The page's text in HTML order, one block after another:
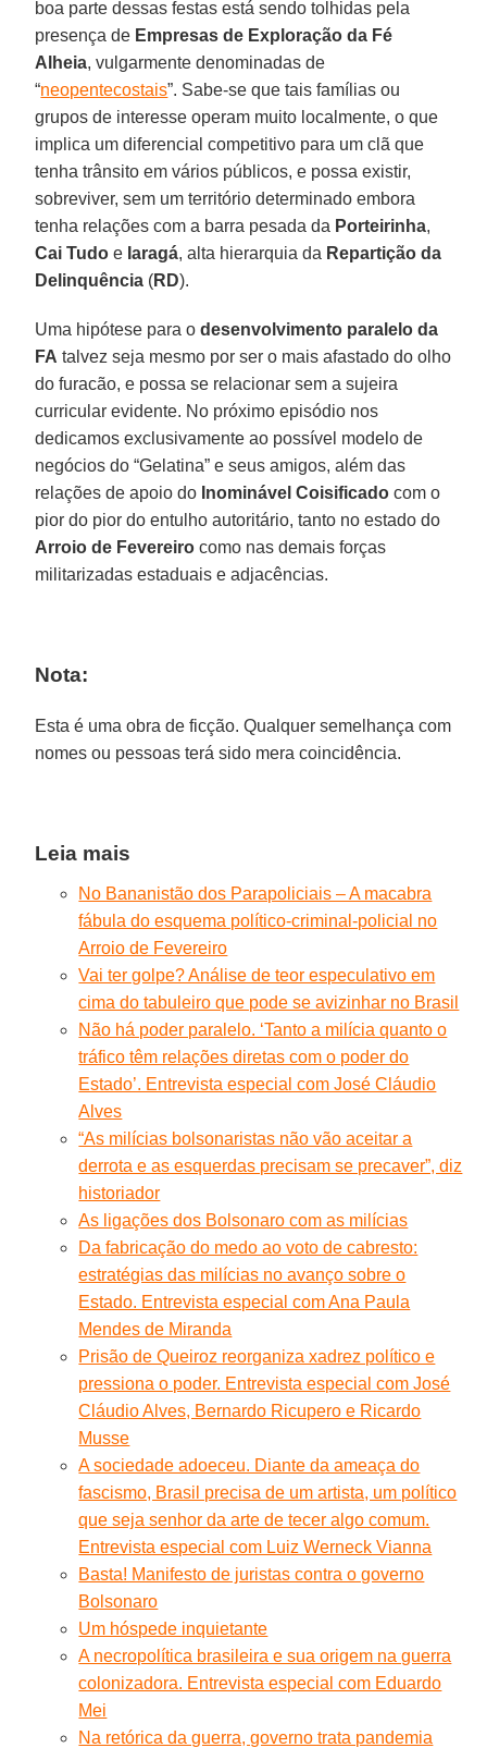
boa parte dessas festas está sendo tolhidas pela
presença de Empresas de Exploração da Fé
Alheia, vulgarmente denominadas de
“neopentecostais”. Sabe-se que tais famílias ou
grupos de interesse operam muito localmente, o que
implica um diferencial competitivo para um clã que
tenha trânsito em vários públicos, e possa existir,
sobreviver, sem um território determinado embora
tenha relações com a barra pesada da Porteirinha,
Cai Tudo e Iaragá, alta hierarquia da Repartição da
Delinquência (RD).
Uma hipótese para odesenvolvimento paralelo da
FA talvez seja mesmo por ser o mais afastado do olho
do furacão, e possa se relacionar sem a sujeira
curricular evidente. No próximo episódio nos
dedicamos exclusivamente ao possível modelo de
negócios do “Gelatina” e seus amigos, além das
relações de apoio do Inominável Coisificado com o
pior do pior do entulho autoritário, tanto no estado do
Arroio de Fevereiro como nas demais forças
militarizadas estaduais e adjacências.
Nota:
Esta é uma obra de ficção. Qualquer semelhança com
nomes ou pessoas terá sido mera coincidência.
Leia mais
No Bananistão dos Parapoliciais – A macabra
fábula do esquema político-criminal-policial no
Arroio de Fevereiro
Vai ter golpe? Análise de teor especulativo em
cima do tabuleiro que pode se avizinhar no Brasil
Não há poder paralelo. ‘Tanto a milícia quanto o
tráfico têm relações diretas com o poder do
Estado’. Entrevista especial com José Cláudio
Alves
“As milícias bolsonaristas não vão aceitar a
derrota e as esquerdas precisam se precaver”, diz
historiador
As ligações dos Bolsonaro com as milícias
Da fabricação do medo ao voto de cabresto:
estratégias das milícias no avanço sobre o
Estado. Entrevista especial com Ana Paula
Mendes de Miranda
Prisão de Queiroz reorganiza xadrez político e
pressiona o poder. Entrevista especial com José
Cláudio Alves, Bernardo Ricupero e Ricardo
Musse
A sociedade adoeceu. Diante da ameaça do
fascismo, Brasil precisa de um artista, um político
que seja senhor da arte de tecer algo comum.
Entrevista especial com Luiz Werneck Vianna
Basta! Manifesto de juristas contra o governo
Bolsonaro
Um hóspede inquietante
A necropolítica brasileira e sua origem na guerra
colonizadora. Entrevista especial com Eduardo
Mei
Na retórica da guerra, governo trata pandemia